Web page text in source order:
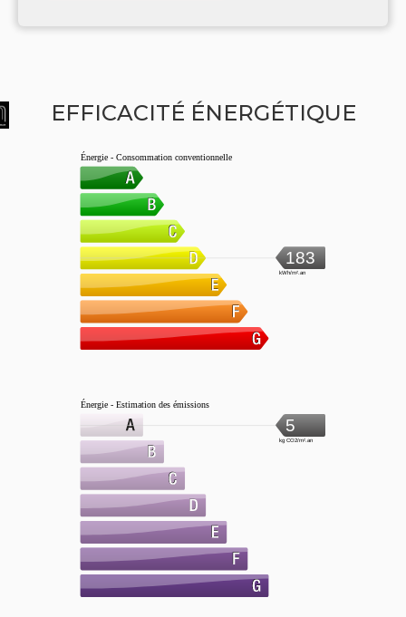
EFFICACITÉ ÉNERGÉTIQUE
Énergie - Consommation conventionnelle
183
kWh/m².an
Énergie - Estimation des émissions
5
kg CO2/m².an